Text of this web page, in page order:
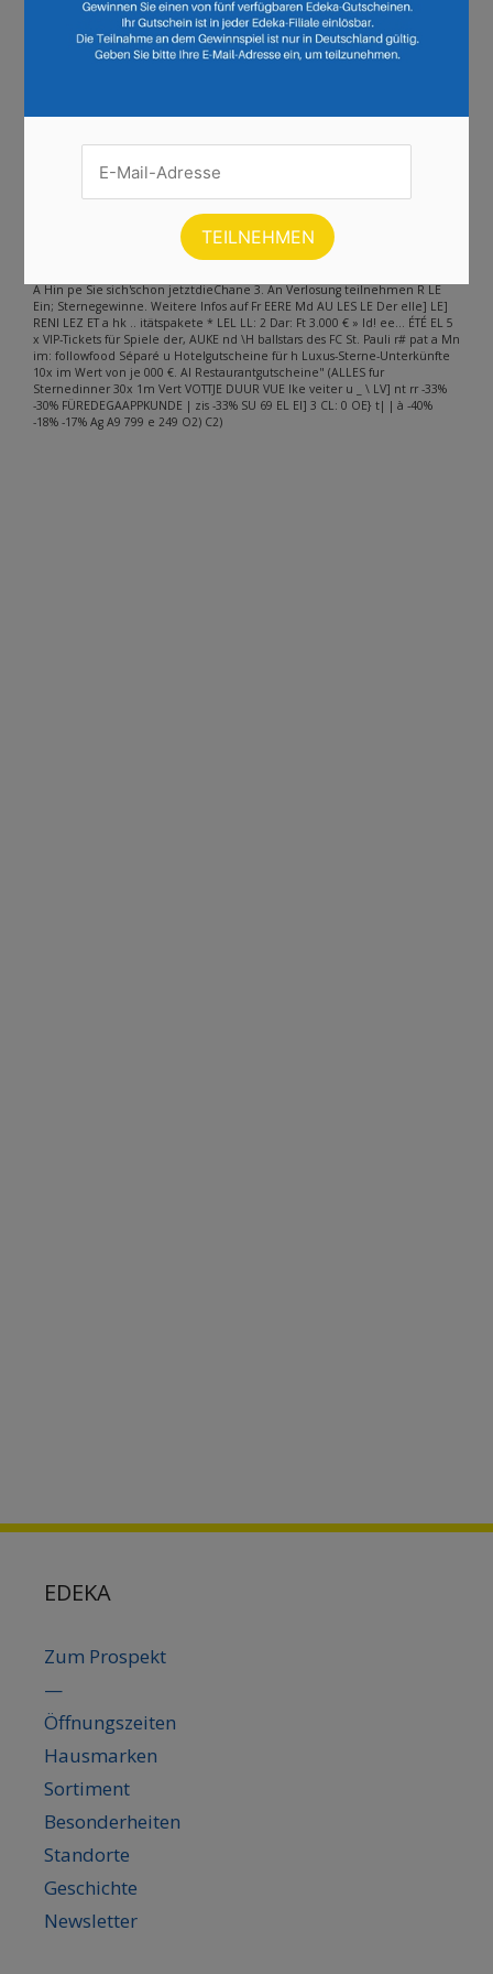
12345678910111213141516171819
222324
Weiter
Andere Inhalte gefunden auf der
Seite
möglicherweise Fehler enthält
A Hin pe Sie sich'schon jetztdieChane 3. An Verlosung teilnehmen R LE
Ein; Sternegewinne. Weitere Infos auf Fr EERE Md AU LES LE Der elle] LE]
RENI LEZ ET a hk .. itätspakete * LEL LL: 2 Dar: Ft 3.000 € » ld! ee... ÉTÉ EL 5
x VIP-Tickets für Spiele der, AUKE nd \H ballstars des FC St. Pauli r# pat a Mn
im: followfood Séparé u Hotelgutscheine für h Luxus-Sterne-Unterkünfte
10x im Wert von je 000 €. Al Restaurantgutscheine" (ALLES fur
Sternedinner 30x 1m Vert VOTTJE DUUR VUE Ike veiter u _ \ LV] nt rr -33%
-30% FÜREDEGAAPPKUNDE | zis -33% SU 69 EL El] 3 CL: 0 OE} t| | à -40%
-18% -17% Ag A9 799 e 249 O2) C2)
EDEKA
Zum Prospekt
—
Öffnungszeiten
Hausmarken
Sortiment
Besonderheiten
Standorte
Geschichte
Newsletter